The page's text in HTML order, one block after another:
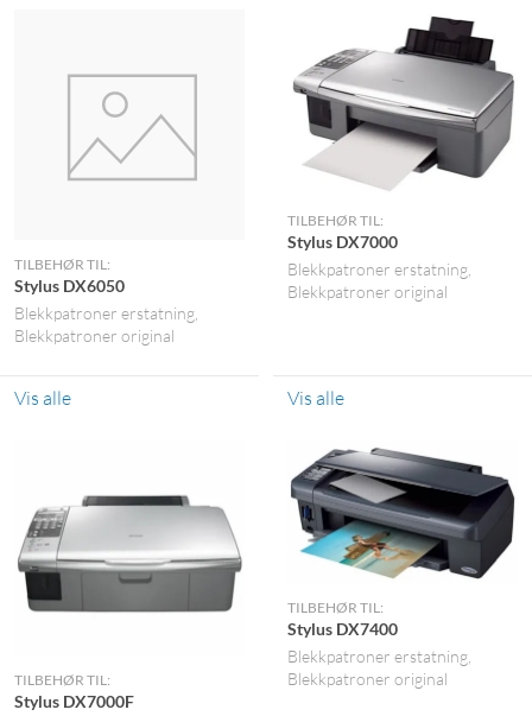
TILBEHØR TIL:
Stylus DX6050
Blekkpatroner erstatning
Blekkpatroner original
Vis alle
TILBEHØR TIL:
Stylus DX7000
Blekkpatroner erstatning
Blekkpatroner original
Vis alle
TILBEHØR TIL:
Stylus DX7000F
TILBEHØR TIL:
Stylus DX7400
Blekkpatroner erstatning
Blekkpatroner original